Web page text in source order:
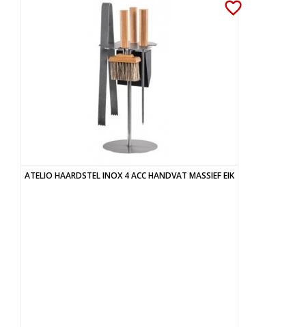
favorite_border
ATELIO HAARDSTEL INOX 4 ACC HANDVAT MASSIEF EIK